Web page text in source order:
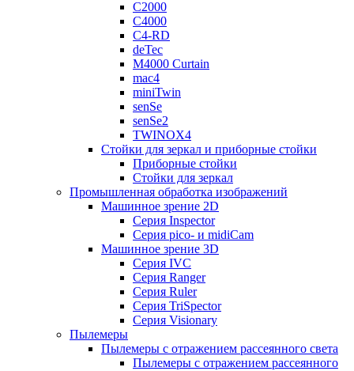
C2000
C4000
C4-RD
deTec
M4000 Curtain
mac4
miniTwin
senSe
senSe2
TWINOX4
Стойки для зеркал и приборные стойки
Приборные стойки
Стойки для зеркал
Промышленная обработка изображений
Машинное зрение 2D
Серия Inspector
Серия pico- и midiCam
Машинное зрение 3D
Серия IVC
Серия Ranger
Серия Ruler
Серия TriSpector
Серия Visionary
Пылемеры
Пылемеры с отражением рассеянного света
Пылемеры с отражением рассеянного